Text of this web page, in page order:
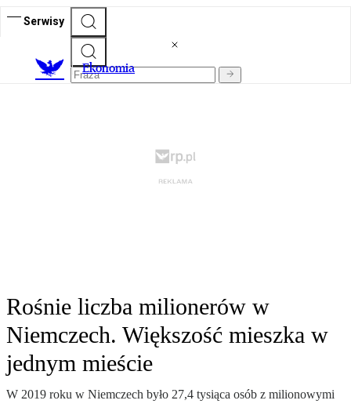
Serwisy
Ekonomia
Rośnie liczba milionerów w
Niemczech. Większość mieszka w
jednym mieście
W 2019 roku w Niemczech było 27,4 tysiąca osób z milionowymi